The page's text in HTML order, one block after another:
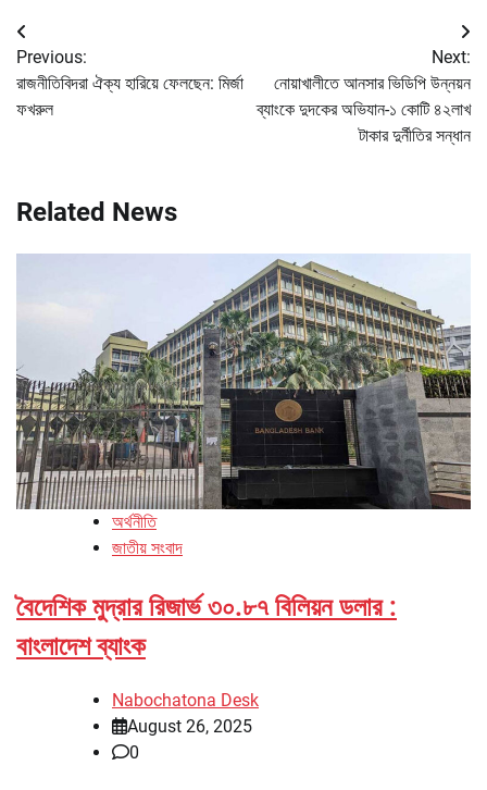
Post
navigation
Previous:
রাজনীতিবিদরা ঐক্য হারিয়ে ফেলছেন: মির্জা
ফখরুল
Next:
নোয়াখালীতে আনসার ভিডিপি উন্নয়ন
ব্যাংকে দুদকের অভিযান-১ কোটি ৪২লাখ
টাকার দুর্নীতির সন্ধান
Related News
অর্থনীতি
জাতীয় সংবাদ
বৈদেশিক মুদ্রার রিজার্ভ ৩০.৮৭ বিলিয়ন ডলার :
বাংলাদেশ ব্যাংক
Nabochatona Desk
August 26, 2025
0